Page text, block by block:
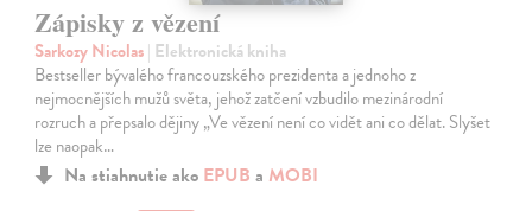
Zápisky z vězení
Sarkozy Nicolas| Elektronická kniha
Bestseller bývalého francouzského prezidenta a jednoho z
nejmocnějších mužů světa, jehož zatčení vzbudilo mezinárodní
rozruch a přepsalo dějiny „Ve vězení není co vidět ani co dělat. Slyšet
lze naopak…
Na stiahnutie ako EPUB a MOBI